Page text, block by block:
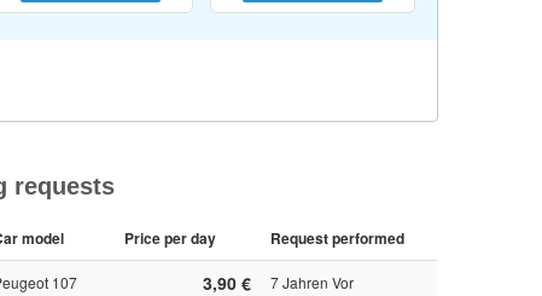
requests
model Price per day Request performed
107 3,90 € 7 Jahren Vor